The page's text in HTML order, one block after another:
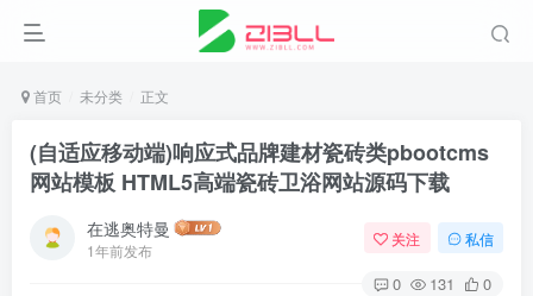
首页 未分类 正文
(自适应移动端)响应式品牌建材瓷砖类pbootcms
网站模板 HTML5高端瓷砖卫浴网站源码下载
在逃奥特曼
1年前发布
关注 私信
0 131 0